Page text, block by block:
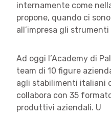
internamente come
propone, quando ci
all’impresa gli
Ad oggi l’Academy di
team di 10 figure
agli stabilimenti italiani
collabora con 35
produttivi aziendali. U